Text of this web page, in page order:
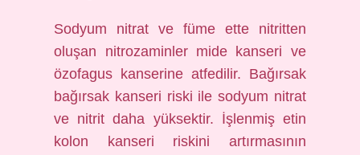
Sodyum nitrat ve füme ette nitritten
oluşan nitrozaminler mide kanseri ve
özofagus kanserine atfedilir. Bağırsak
bağırsak kanseri riski ile sodyum nitrat
ve nitrit daha yüksektir. İşlenmiş etin
kolon kanseri riskini artırmasının